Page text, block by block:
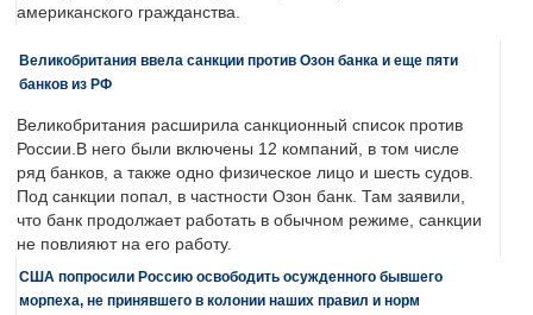
американского гражданства.
Великобритания ввела санкции против Озон банка и еще пяти
банков из РФ
Великобритания расширила санкционный список против
России.В него были включены 12 компаний, в том числе
ряд банков, а также одно физическое лицо и шесть судов.
Под санкции попал, в частности Озон банк. Там заявили,
что банк продолжает работать в обычном режиме, санкции
не повлияют на его работу.
США попросили Россию освободить осужденного бывшего
морпеха, не принявшего в колонии наших правил и норм